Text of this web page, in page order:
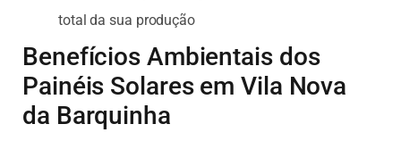
total da sua produção
Benefícios Ambientais dos
Painéis Solares em Vila Nova
da Barquinha